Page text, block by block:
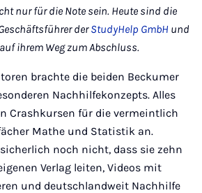
nur für die Note sein. Heute sind die
derStudyHelp GmbH und
ihrem Weg zum Abschluss.
brachte die beiden Beckumer
Nachhilfekonzepts. Alles
Crashkursen für die vermeintlich
Mathe und Statistik an.
noch nicht, dass sie zehn
Verlag leiten, Videos mit
und deutschlandweit Nachhilfe